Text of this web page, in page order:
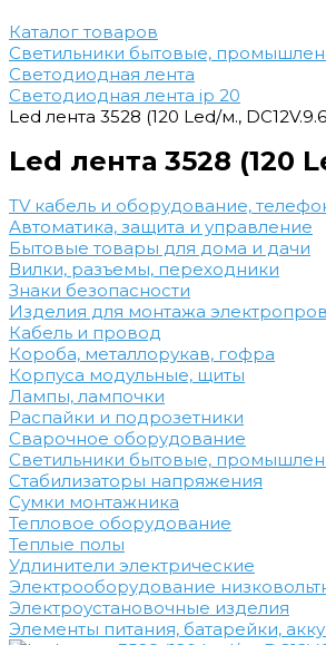
Каталог товаров
Светильники бытовые,
Светодиодная лента
Cветодиодная лента ip 20
Led лента 3528 (120 Led/м.,
Led лента 3528 (120
TV кабель и оборудование,
Автоматика, защита и управление
Бытовые товары для дома и дачи
Вилки, разъемы, переходники
Знаки безопасности
Изделия для монтажа
Кабель и провод
Короба, металлорукав, гофра
Корпуса модульные, щиты
Лампы, лампочки
Распайки и подрозетники
Сварочное оборудование
Светильники бытовые,
Стабилизаторы напряжения
Сумки монтажника
Тепловое оборудование
Теплые полы
Удлинители электрические
Электрооборудование
Электроустановочные изделия
Элементы питания, батарейки,